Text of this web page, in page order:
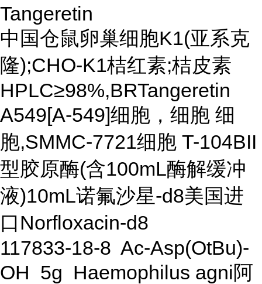
Tangeretin
中国仓鼠卵巢细胞K1(亚系克
隆);CHO-K1桔红素;桔皮素
HPLC≥98%,BRTangeretin
A549[A-549]细胞，细胞 细
胞,SMMC-7721细胞 T-104BII
型胶原酶(含100mL酶解缓冲
液)10mL诺氟沙星-d8美国进
口Norfloxacin-d8
117833-18-8 Ac-Asp(OtBu)-
OH 5g Haemophilus agni阿